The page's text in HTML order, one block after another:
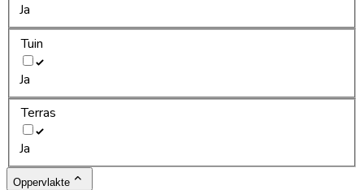
Ja
Tuin
Ja
Terras
Ja
Oppervlakte